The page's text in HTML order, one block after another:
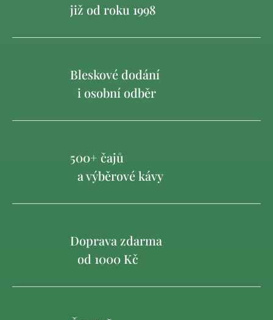
již od roku 1998
Bleskové dodání
i osobní odběr
500+ čajů
a výběrové kávy
Doprava zdarma
od 1000 Kč